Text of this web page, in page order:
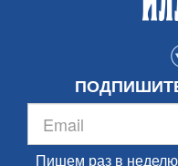
Пишем раз в